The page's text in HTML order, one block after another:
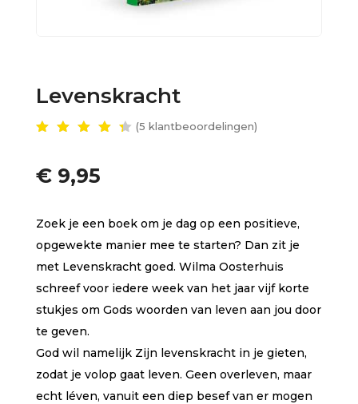
Levenskracht
4.50
op 5
klant
waarde
ringen
(5 klantbeoordelingen)
€9,95
Zoek je een boek om je dag op een positieve,
opgewekte manier mee te starten? Dan zit je
met Levenskracht goed. Wilma Oosterhuis
schreef voor iedere week van het jaar vijf korte
stukjes om Gods woorden van leven aan jou door
te geven.
God wil namelijk Zijn levenskracht in je gieten,
zodat je volop gaat leven. Geen overleven, maar
echt léven, vanuit een diep besef van er mogen